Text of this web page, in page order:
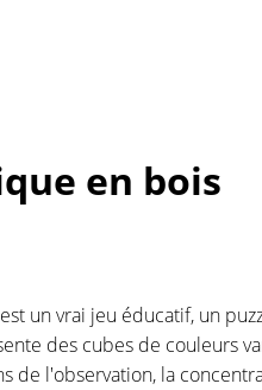
en bois
un vrai jeu éducatif, un
des cubes de couleurs
de l'observation, la